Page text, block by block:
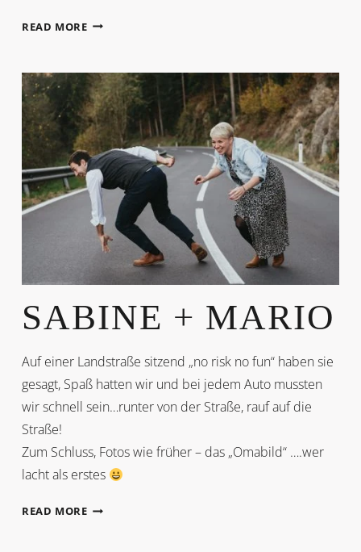
READ MOREVERLOBUNG
SABINE + MARIO
Auf einer Landstraße sitzend „no risk no fun“ haben sie
gesagt, Spaß hatten wir und bei jedem Auto mussten
wir schnell sein…runter von der Straße, rauf auf die
Straße!
Zum Schluss, Fotos wie früher – das „Omabild“ ….wer
lacht als erstes
READ MORESABINE